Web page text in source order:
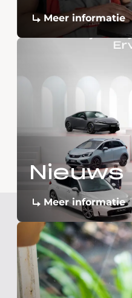
Meer informatie
Nieuws
Meer informatie